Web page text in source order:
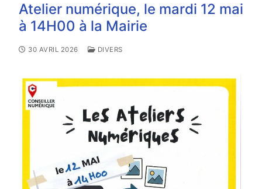
Atelier numérique, le mardi 12 mai
à 14H00 à la Mairie
30 AVRIL 2026 DIVERS